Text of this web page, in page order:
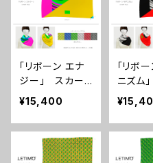
「リボーン エナ
ジー」 スカー
フ ■配送まで
3週間
¥15,400
「リボ
ニズム
フ ■配
3週間